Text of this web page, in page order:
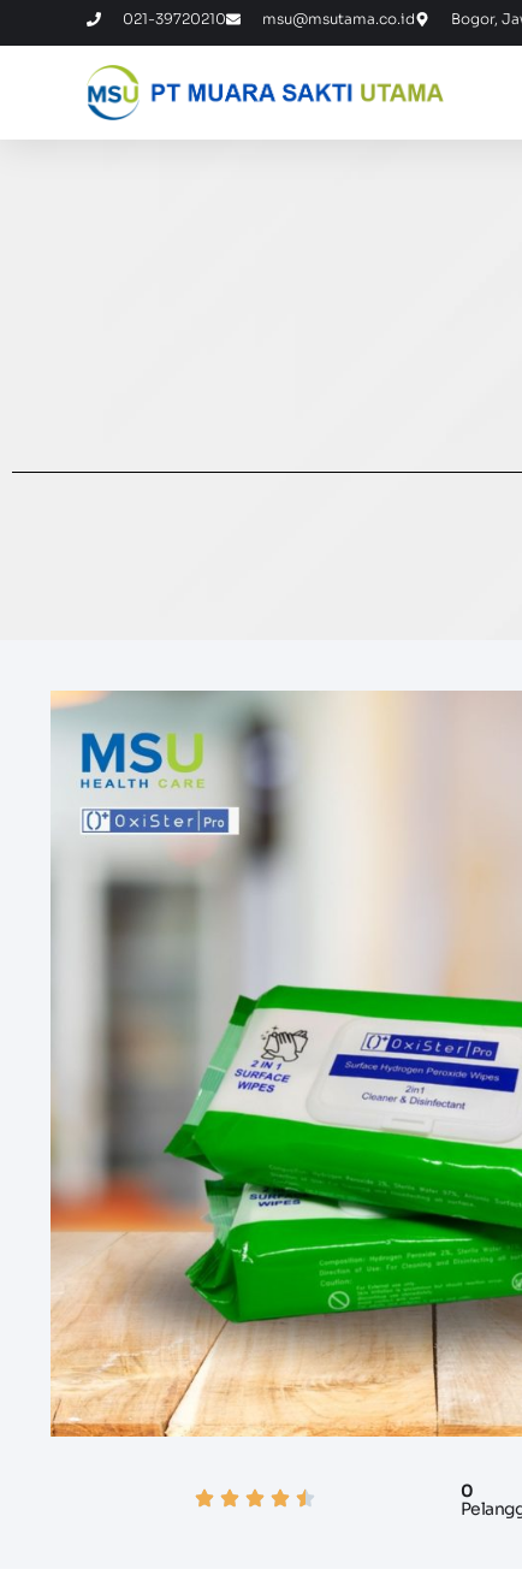
021-39720210 msu@msutama.co.id Bogor,
0